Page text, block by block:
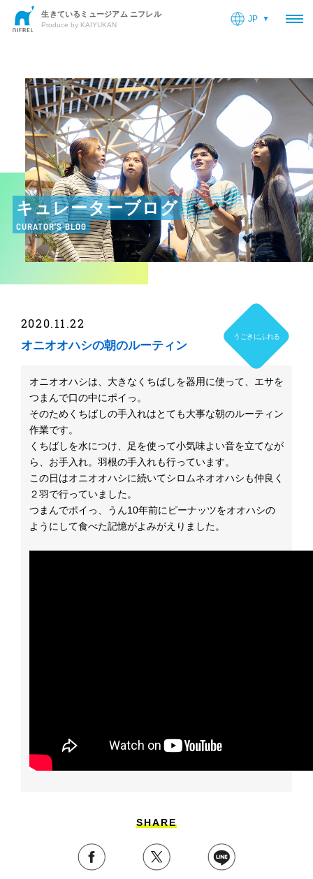
生きているミュージアム ニフレル
Produce by KAIYUKAN
JP
キュレーターブログ
CURATOR’S BLOG
うごきにふれる
2020.11.22
オニオオハシの朝のルーティン
オニオオハシは、大きなくちばしを器用に使って、エサを
つまんで口の中にポイっ。
そのためくちばしの手入れはとても大事な朝のルーティン
作業です。
くちばしを水につけ、足を使って小気味よい音を立てなが
ら、お手入れ。羽根の手入れも行っています。
この日はオニオオハシに続いてシロムネオオハシも仲良く
２羽で行っていました。
つまんでポイっ、うん10年前にピーナッツをオオハシの
ようにして食べた記憶がよみがえりました。
SHARE